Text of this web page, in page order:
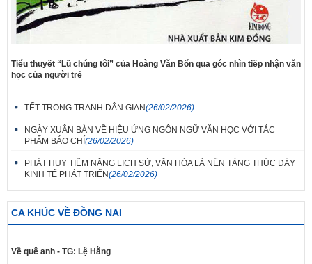
Tiểu thuyết “Lũ chúng tôi” của Hoàng Văn Bổn qua góc nhìn tiếp nhận văn
học của người trẻ
TẾT TRONG TRANH DÂN GIAN(26/02/2026)
NGÀY XUÂN BÀN VỀ HIỆU ỨNG NGÔN NGỮ VĂN HỌC VỚI TÁC
PHẨM BÁO CHÍ (26/02/2026)
PHÁT HUY TIỀM NĂNG LỊCH SỬ, VĂN HÓA LÀ NỀN TẢNG THÚC ĐẨY
KINH TẾ PHÁT TRIỂN(26/02/2026)
CA KHÚC VỀ ĐỒNG NAI
Về quê anh - TG: Lệ Hằng